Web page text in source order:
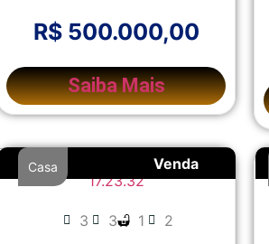
R$ 500.000,00
Saiba Mais
Venda
Casa
3 3 1 2